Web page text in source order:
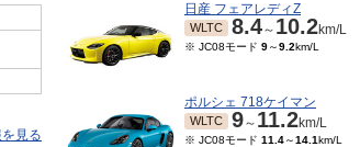
見る
日産 フェアレディZ
WLTC 8.4～ 10.2km/L
※ JC08モード 9～9.2km/L
ポルシェ 718ケイマン
WLTC 9～ 11.2km/L
※ JC08モード 11.4～14.1km/L